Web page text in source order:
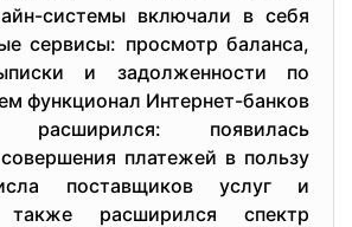
системы включали в себя
сервисы: просмотр баланса,
и задолженности по
функционал Интернет-банков
расширился: появилась
платежей в пользу
поставщиков услуг и
расширился спектр